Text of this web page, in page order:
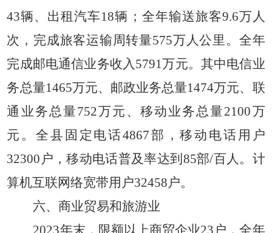
43辆、出租汽车18辆；全年输送旅客9.6万人
次，完成旅客运输周转量575万人公里。全年
完成邮电通信业务收入5791万元。其中电信业
务总量1465万元、邮政业务总量1474万元、联
通业务总量752万元、移动业务总量2100万
元。全县固定电话4867部，移动电话用户
32300户，移动电话普及率达到85部/百人。计
算机互联网络宽带用户32458户。
六、商业贸易和旅游业
2023年末，限额以上商贸企业23户，全年